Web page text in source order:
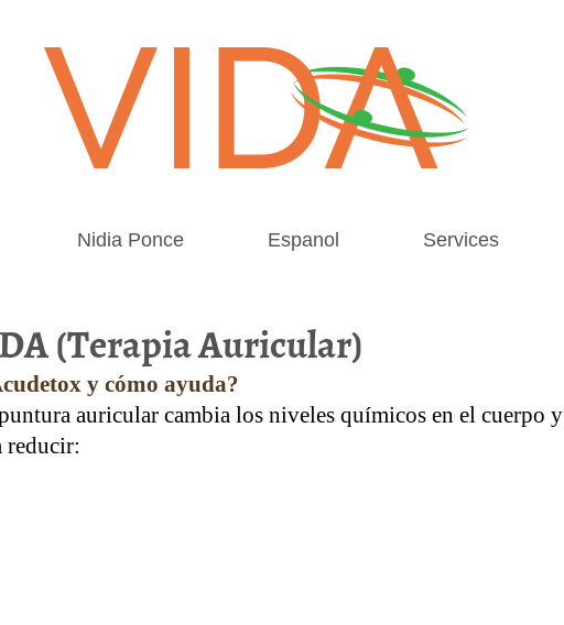
Nidia Ponce Espanol Services
(Terapia Auricular)
y cómo ayuda?
auricular cambia los niveles químicos en el cuerpo y
reducir: